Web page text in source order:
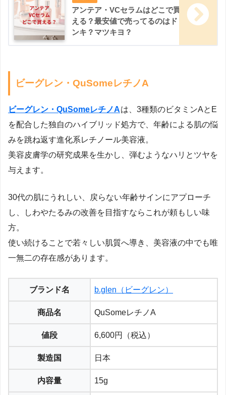
アンテア・VCセラムはどこで買
える？最安値で売ってるのはド
ンキ？マツキヨ？
ビーグレン・QuSomeレチノA
ビーグレン・QuSomeレチノAは、3種類のビタミンAとE
を配合した独自のハイブリッド処方で、年齢による肌の悩
みを跳ね返す進化系レチノール美容液。
美容皮膚学の研究成果を生かし、弾むようなハリとツヤを
与えます。
30代の肌にうれしい、戻らない年齢サインにアプローチ
し、しわやたるみの改善を目指すならこれが頼もしい味
方。
使い続けることで若々しい肌質へ導き、美容液の中でも唯
一無二の存在感があります。
ブランド名 b.glen（ビーグレン）
商品名 QuSomeレチノA
値段 6,600円（税込）
製造国 日本
内容量 15g